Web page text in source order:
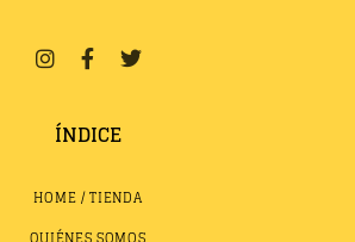
ÍNDICE
HOME / TIENDA